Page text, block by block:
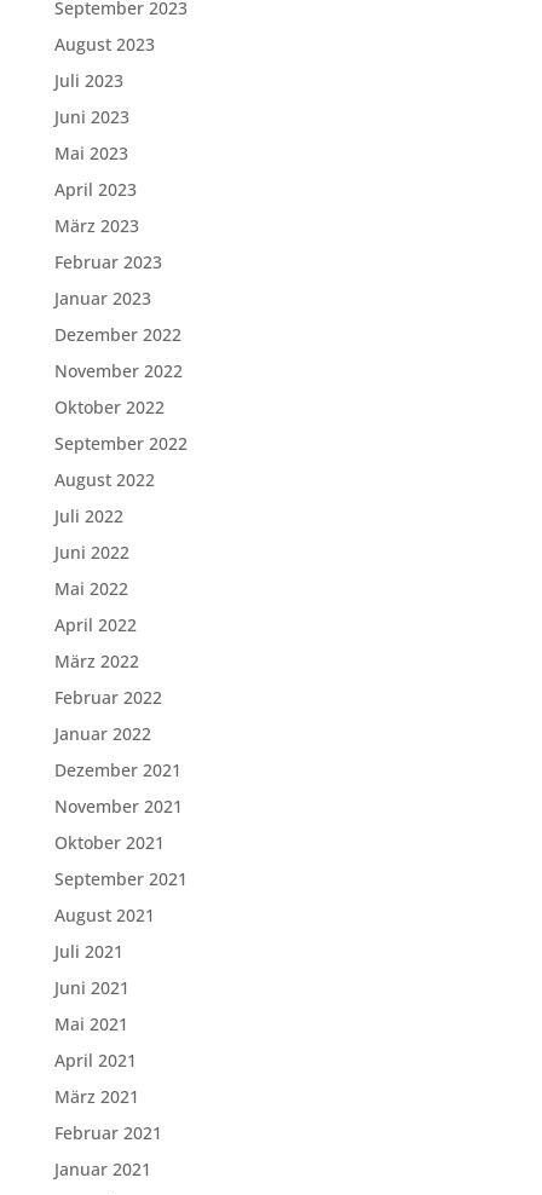
September 2023
August 2023
Juli 2023
Juni 2023
Mai 2023
April 2023
März 2023
Februar 2023
Januar 2023
Dezember 2022
November 2022
Oktober 2022
September 2022
August 2022
Juli 2022
Juni 2022
Mai 2022
April 2022
März 2022
Februar 2022
Januar 2022
Dezember 2021
November 2021
Oktober 2021
September 2021
August 2021
Juli 2021
Juni 2021
Mai 2021
April 2021
März 2021
Februar 2021
Januar 2021